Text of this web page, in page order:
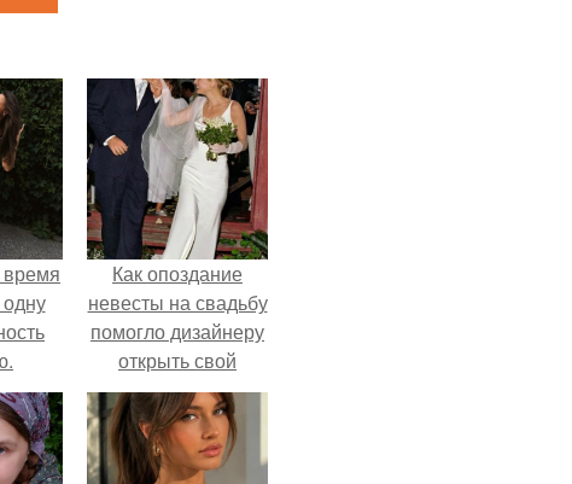
Как опоздание
невесты на свадьбу
помогло дизайнеру
открыть свой
бренд.